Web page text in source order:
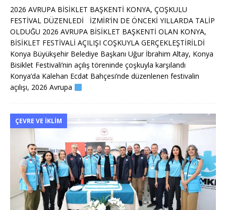
2026 AVRUPA BİSİKLET BAŞKENTİ KONYA, ÇOŞKULU
FESTİVAL DÜZENLEDİ İZMİR’İN DE ÖNCEKİ YILLARDA TALİP
OLDUĞU 2026 AVRUPA BİSİKLET BAŞKENTİ OLAN KONYA,
BİSİKLET FESTİVALİ AÇILIŞI COŞKUYLA GERÇEKLEŞTİRİLDİ
Konya Büyükşehir Belediye Başkanı Uğur İbrahim Altay, Konya
Bisiklet Festivali’nin açılış töreninde çoşkuyla karşılandı
Konya’da Kalehan Ecdat Bahçesi’nde düzenlenen festivalin
açılışı, 2026 Avrupa
ÇEVRE VE İKLIM